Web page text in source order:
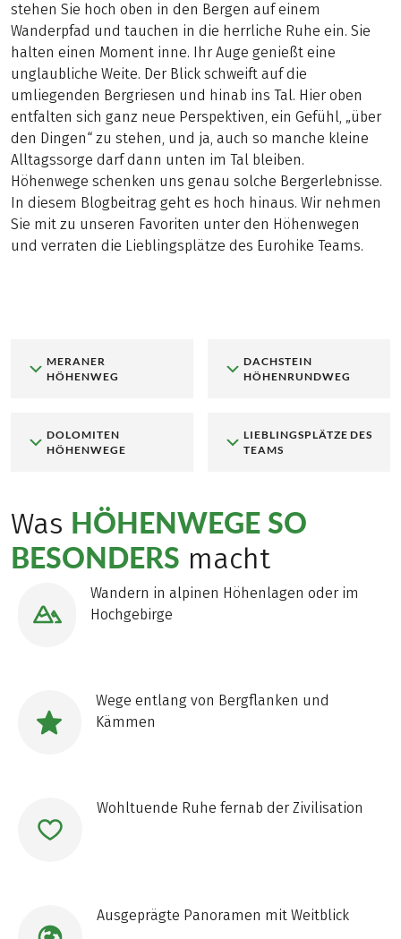
stehen Sie hoch oben in den Bergen auf einem
Wanderpfad und tauchen in die herrliche Ruhe ein. Sie
halten einen Moment inne. Ihr Auge genießt eine
unglaubliche Weite. Der Blick schweift auf die
umliegenden Bergriesen und hinab ins Tal. Hier oben
entfalten sich ganz neue Perspektiven, ein Gefühl, „über
den Dingen“ zu stehen, und ja, auch so manche kleine
Alltagssorge darf dann unten im Tal bleiben.
Höhenwege schenken uns genau solche Bergerlebnisse.
In diesem Blogbeitrag geht es hoch hinaus. Wir nehmen
Sie mit zu unseren Favoriten unter den Höhenwegen
und verraten die Lieblingsplätze des Eurohike Teams.
MERANER
HÖHENWEG
DACHSTEIN
HÖHENRUNDWEG
DOLOMITEN
HÖHENWEGE
LIEBLINGSPLÄTZE DES
TEAMS
Was HÖHENWEGE SO
BESONDERS macht
Wandern in alpinen Höhenlagen oder im
Hochgebirge
Wege entlang von Bergflanken und
Kämmen
Wohltuende Ruhe fernab der Zivilisation
Ausgeprägte Panoramen mit Weitblick